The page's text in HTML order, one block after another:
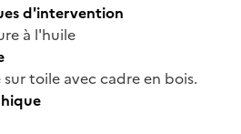
d'intervention
à l'huile
toile avec cadre en bois.